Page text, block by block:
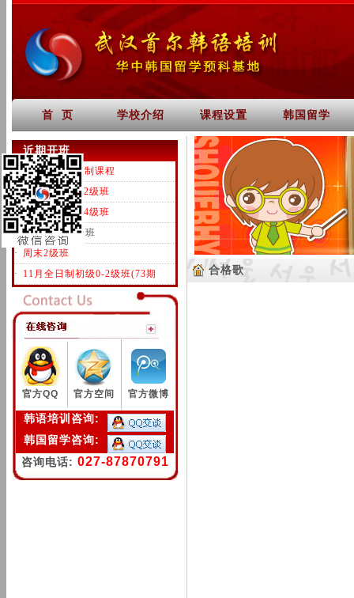
首 页 学校介绍 课程设置 韩国留学
近期开班
· 一对一韩语定制课程
· 全日制初级0-2级班
· 全日制中级3-4级班
· 0基础周日1级班
·
周末2级班
·
11月全日制初级0-2级班(73期
官方QQ 官方空间 官方微博
韩语培训咨询:
韩国留学咨询:
咨询电话: 027-87870791
合格歌